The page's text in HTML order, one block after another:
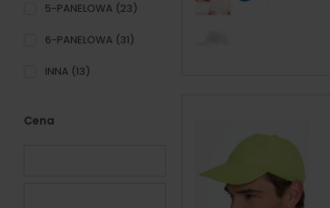
5-PANELOWA (23)
6-PANELOWA (31)
INNA (13)
Cena